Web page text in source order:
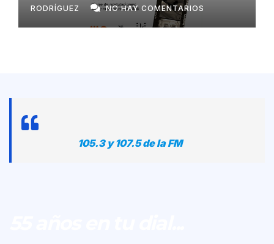
RODRÍGUEZ NO HAY COMENTARIOS
105.3 y 107.5 de la FM